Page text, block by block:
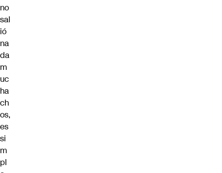
no
sal
ió
na
da
m
uc
ha
ch
os,
es
si
m
pl